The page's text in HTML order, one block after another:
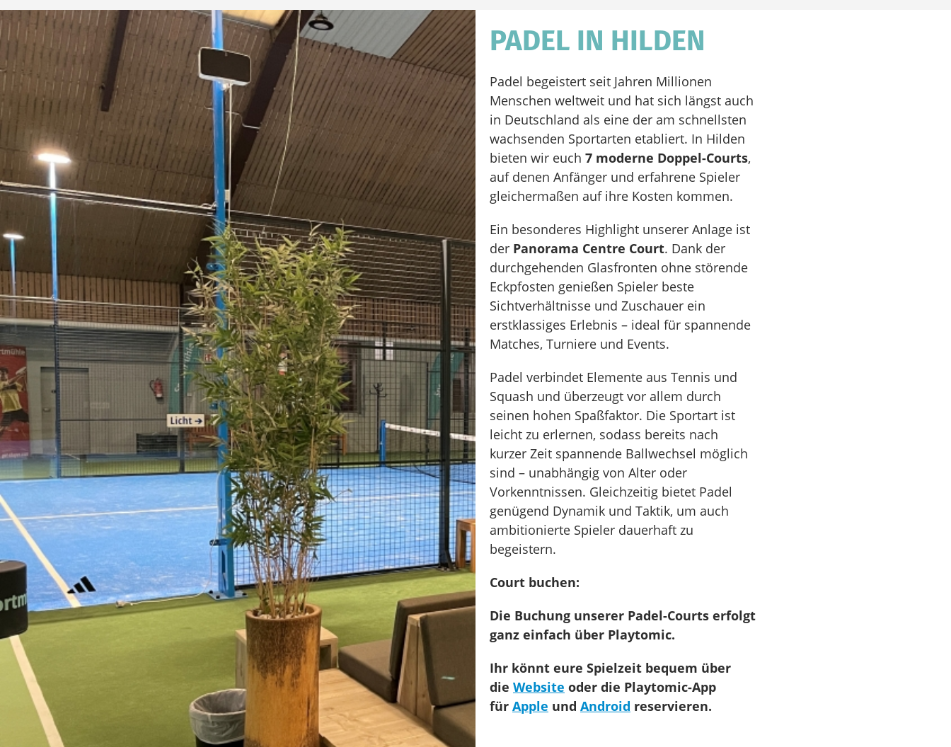
PADEL IN HILDEN
Padel begeistert seit Jahren Millionen
Menschen weltweit und hat sich längst auch
in Deutschland als eine der am schnellsten
wachsenden Sportarten etabliert. In Hilden
bieten wir euch 7 moderne Doppel-Courts,
auf denen Anfänger und erfahrene Spieler
gleichermaßen auf ihre Kosten kommen.
Ein besonderes Highlight unserer Anlage ist
der Panorama Centre Court. Dank der
durchgehenden Glasfronten ohne störende
Eckpfosten genießen Spieler beste
Sichtverhältnisse und Zuschauer ein
erstklassiges Erlebnis – ideal für spannende
Matches, Turniere und Events.
Padel verbindet Elemente aus Tennis und
Squash und überzeugt vor allem durch
seinen hohen Spaßfaktor. Die Sportart ist
leicht zu erlernen, sodass bereits nach
kurzer Zeit spannende Ballwechsel möglich
sind – unabhängig von Alter oder
Vorkenntnissen. Gleichzeitig bietet Padel
genügend Dynamik und Taktik, um auch
ambitionierte Spieler dauerhaft zu
begeistern.
Court buchen:
Die Buchung unserer Padel-Courts erfolgt
ganz einfach über Playtomic.
Ihr könnt eure Spielzeit bequem über
die Website oder die Playtomic-App
für Apple und Android reservieren.